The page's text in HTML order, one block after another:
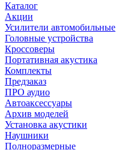
Каталог
Акции
Усилители автомобильные
Головные устройства
Кроссоверы
Портативная акустика
Комплекты
Предзаказ
ПРО аудио
Автоаксессуары
Архив моделей
Установка акустики
Наушники
Полноразмерные